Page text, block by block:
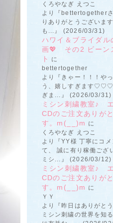
くろやなぎ えつこ
より『bettertogether
りありがとうございま
も...』 (2026/03/31)
ハワイ＆ブライダル
画💖 その2 ビーン
ト
に
bettertogether
より『きゃー！！！や
う、嬉しすぎます
ぎま...』 (2026/03/31)
ミシン刺繍教室♪
CDのご注文ありが
す。m(__)m に
くろやなぎ えつこ
より『YY様 丁寧にコ
て、 誠に有り稼働ござ
ミシ...』 (2026/03/12)
ミシン刺繍教室♪
CDのご注文ありが
す。m(__)m に
ＹＹ
より『昨日はありがと
ミシン刺繍の世界を知